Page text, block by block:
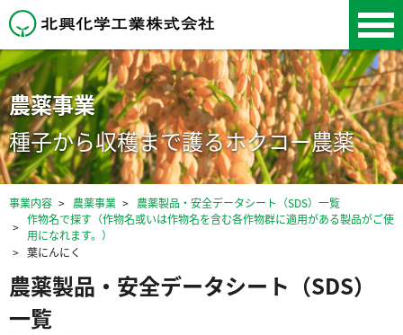
北興化学工業株式会
社
農薬事業
種子から収穫まで護るホクコー農薬
事業内容 農薬事業
農薬製品・安全データシート（SDS）一覧
作物名で探す（作物名或いは作物名を含む各作物群に適用がある製品がご使
用になれます。）
葉にんにく
農薬製品・安全データシート（SDS）
一覧